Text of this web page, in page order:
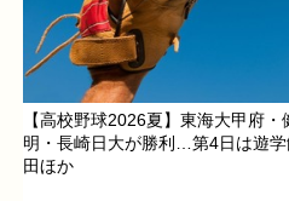
【高校野球2026夏】東海大甲府
明・長崎日大が勝利…第4日は遊学
田ほか